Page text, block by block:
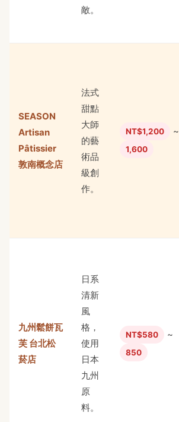
敵。
SEASON
Artisan
Pâtissier
敦南概念店
法式
甜點
大師
的藝
術品
級創
作。
NT$1,200 ~
1,600
九州鬆餅瓦
芙 台北松
菸店
日系
清新
風
格，
使用
日本
九州
原
料。
NT$580 ~
850